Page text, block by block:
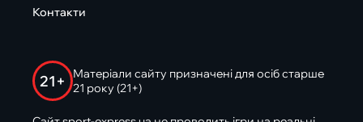
Контакти
21+
Матеріали сайту призначені для осіб старше
21 року (21+)